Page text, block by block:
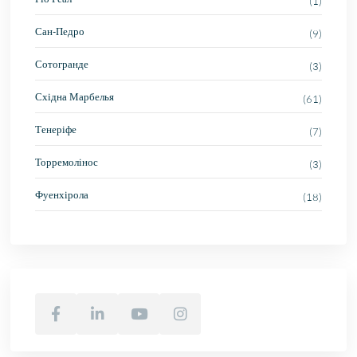
Сан-Педро (9)
Сотогранде (3)
Східна Марбелья (61)
Тенеріфе (7)
Торремолінос (3)
Фуенхірола (18)